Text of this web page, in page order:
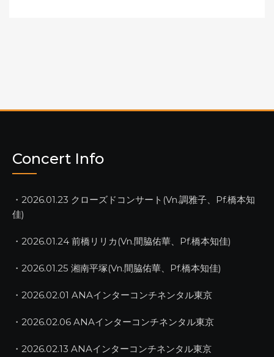
Concert Info
・2026.01.23 クローズドコンサート(Vn.調雅子、Pf.橋本知
佳)
・2026.01.24 前橋リリカ(Vn.間脇佑華、Pf.橋本知佳)
・2026.01.25 湘南平塚(Vn.間脇佑華、Pf.橋本知佳)
・2026.02.01 ANAインターコンチネンタル東京
・2026.02.06 ANAインターコンチネンタル東京
・2026.02.13 ANAインターコンチネンタル東京